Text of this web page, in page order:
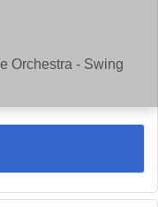
Orchestra - Swing